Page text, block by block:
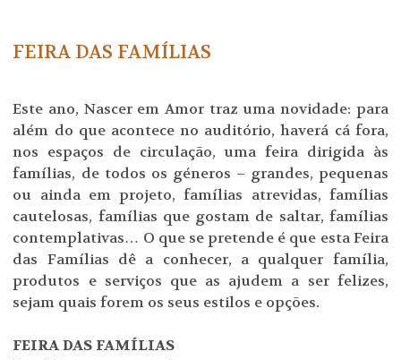
FEIRA DAS FAMÍLIAS
Este ano, Nascer em Amor traz uma novidade: para
além do que acontece no auditório, haverá cá fora,
nos espaços de circulação, uma feira dirigida às
famílias, de todos os géneros – grandes, pequenas
ou ainda em projeto, famílias atrevidas, famílias
cautelosas, famílias que gostam de saltar, famílias
contemplativas… O que se pretende é que esta Feira
das Famílias dê a conhecer, a qualquer família,
produtos e serviços que as ajudem a ser felizes,
sejam quais forem os seus estilos e opções.
FEIRA DAS FAMÍLIAS